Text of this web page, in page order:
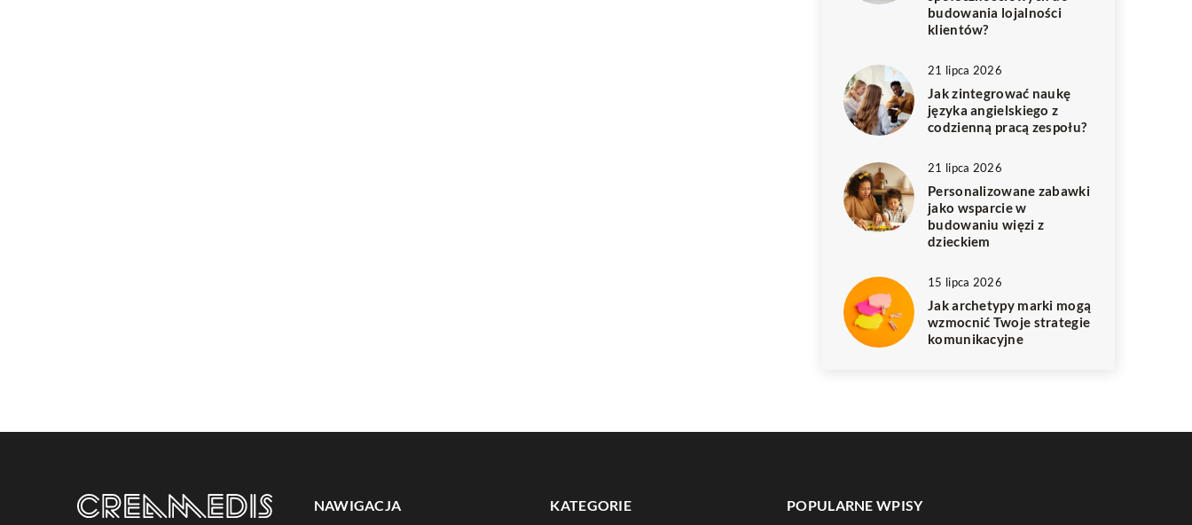
budowania lojalności
klientów?
21 lipca 2026
Jak zintegrować naukę
języka angielskiego z
codzienną pracą zespołu?
21 lipca 2026
Personalizowane zabawki
jako wsparcie w
budowaniu więzi z
dzieckiem
15 lipca 2026
Jak archetypy marki mogą
wzmocnić Twoje strategie
komunikacyjne
NAWIGACJA KATEGORIE POPULARNE WPISY